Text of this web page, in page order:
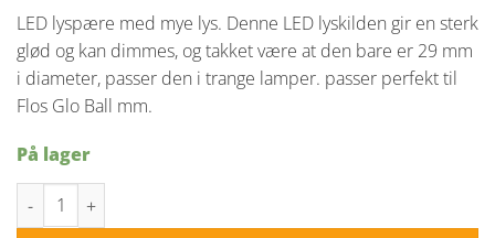
LED lyspære med mye lys. Denne LED lyskilden gir en sterk
glød og kan dimmes, og takket være at den bare er 29 mm
i diameter, passer den i trange lamper. passer perfekt til
Flos Glo Ball mm.
På lager
LED lyspære High lumen dimbar - E27 antall